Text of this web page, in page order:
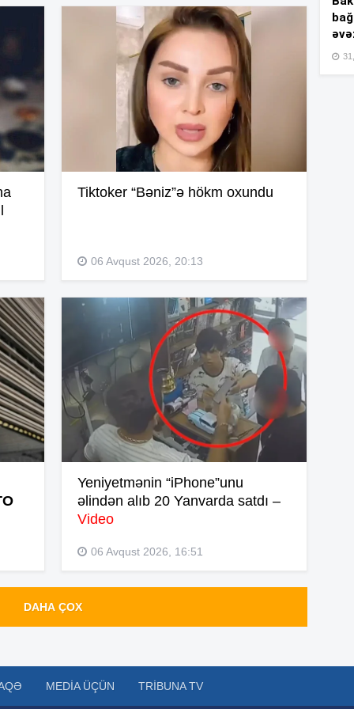
Tiktoker “Bəniz”ə hökm oxundu
06 Avqust 2026, 20:13
Yeniyetmənin “iPhone”unu
əlindən alıb 20 Yanvarda satdı –
Video
06 Avqust 2026, 16:51
DAHA ÇOX
MEDIA ÜÇÜN TRIBUNA TV